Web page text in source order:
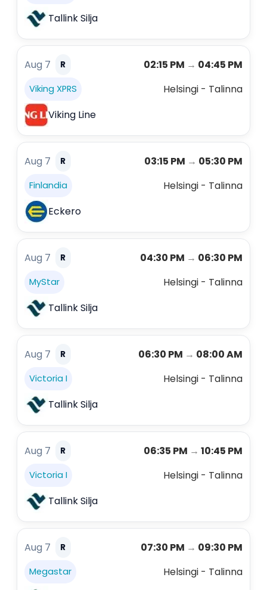
Tallink Silja
Aug 7 R 02:15 PM → 04:45 PM
Viking XPRS
Helsingi - Talinna
Viking Line
Aug 7 R 03:15 PM → 05:30 PM
Finlandia
Helsingi - Talinna
Eckero
Aug 7 R 04:30 PM → 06:30 PM
MyStar
Helsingi - Talinna
Tallink Silja
Aug 7 R 06:30 PM → 08:00 AM
Victoria I
Helsingi - Talinna
Tallink Silja
Aug 7 R 06:35 PM → 10:45 PM
Victoria I
Helsingi - Talinna
Tallink Silja
Aug 7 R 07:30 PM → 09:30 PM
Megastar
Helsingi - Talinna